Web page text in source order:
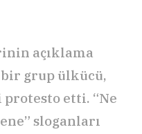
açıklama
bir grup ülkücü,
etti. “Ne
sloganları